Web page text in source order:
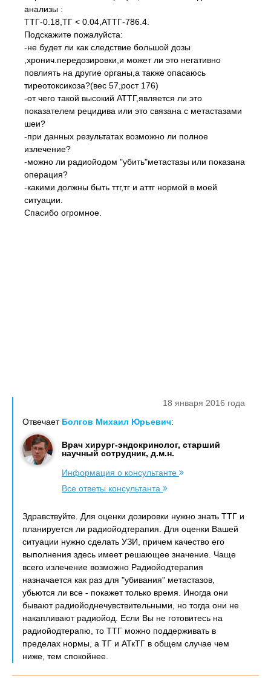
анализы :
ТТГ-0.18,ТГ < 0.04,АТТГ-786.4.
Подскажите пожалуйста:
-не будет ли как следствие большой дозы
,хронич.передозировки,и может ли это негативно
повлиять на другие органы,а также опасаюсь
тиреотоксикоза?(вес 57,рост 176)
-от чего такой высокий АТТГ,является ли это
показателем рецидива или это связана с метастазами
шеи?
-при данных результатах возможно ли полное
излечение?
-можно ли радиойодом "убить"метастазы или показана
операция?
-какими должны быть ттг,тг и аттг нормой в моей
ситуации.
Спасибо огромное.
18 января 2016 года
Отвечает Болгов Михаил Юрьевич:
Врач хирург-эндокринолог, старший
научный сотрудник, д.м.н.
Информация о консультанте
Все ответы консультанта
Здравствуйте. Для оценки дозировки нужно знать ТТГ и
планируется ли радиойодтерапия. Для оценки Вашей
ситуации нужно сделать УЗИ, причем качество его
выполнения здесь имеет решающее значение. Чаще
всего излечение возможно Радиойодтерапия
назначается как раз для "убивания" метастазов,
убьются ли все - покажет только время. Иногда они
бывают радиойоднечувствительными, но тогда они не
накапливают радиойод. Если Вы не готовитесь на
радиойодтерапю, то ТТГ можно поддерживать в
пределах нормы, а ТГ и АТкТГ в общем случае чем
ниже, тем спокойнее.